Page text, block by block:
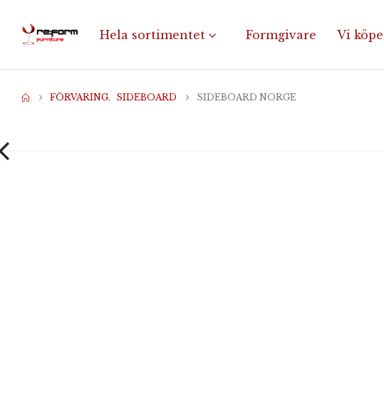
Hela sortimentet Formgivare Vi
FÖRVARING, SIDEBOARD SIDEBOARD NORGE